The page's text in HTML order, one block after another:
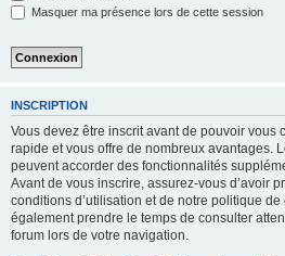
Masquer ma présence lors de cette session
INSCRIPTION
Vous devez être inscrit avant de pouvoir vous
rapide et vous offre de nombreux avantages.
peuvent accorder des fonctionnalités
Avant de vous inscrire, assurez-vous d’avoir
conditions d’utilisation et de notre politique
également prendre le temps de consulter
forum lors de votre navigation.